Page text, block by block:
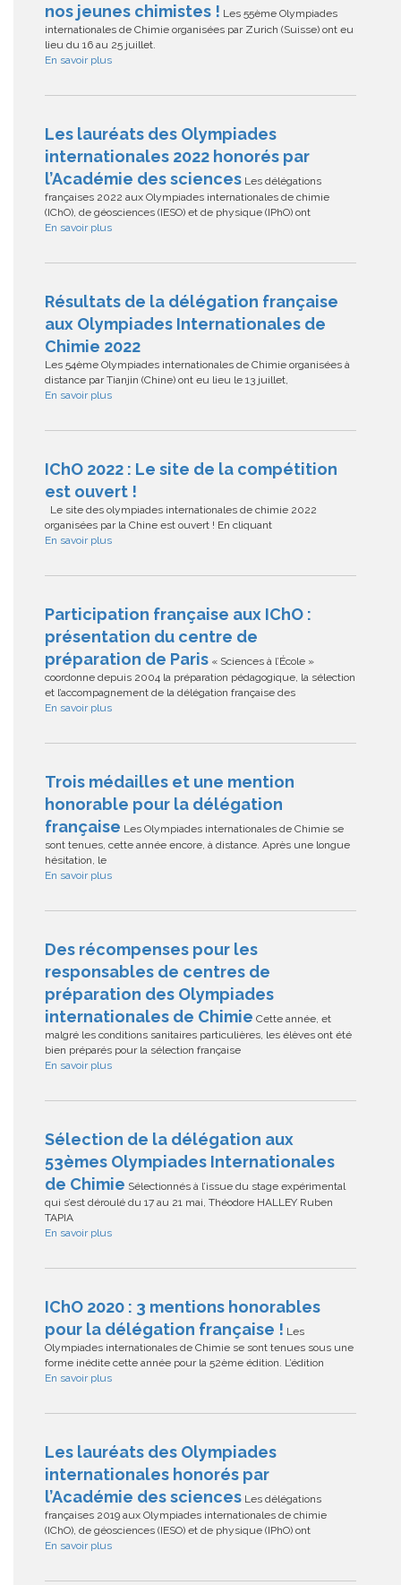
nos jeunes chimistes ! Les 55ème Olympiades
internationales de Chimie organisées par Zurich (Suisse) ont eu
lieu du 16 au 25 juillet.
En savoir plus
Les lauréats des Olympiades
internationales 2022 honorés par
l’Académie des sciences Les délégations
françaises 2022 aux Olympiades internationales de chimie
(IChO), de géosciences (IESO) et de physique (IPhO) ont
En savoir plus
Résultats de la délégation française
aux Olympiades Internationales de
Chimie 2022
Les 54ème Olympiades internationales de Chimie organisées à
distance par Tianjin (Chine) ont eu lieu le 13 juillet,
En savoir plus
IChO 2022 : Le site de la compétition
est ouvert !
Le site des olympiades internationales de chimie 2022
organisées par la Chine est ouvert ! En cliquant
En savoir plus
Participation française aux IChO :
présentation du centre de
préparation de Paris « Sciences à l’École »
coordonne depuis 2004 la préparation pédagogique, la sélection
et l’accompagnement de la délégation française des
En savoir plus
Trois médailles et une mention
honorable pour la délégation
française Les Olympiades internationales de Chimie se
sont tenues, cette année encore, à distance. Après une longue
hésitation, le
En savoir plus
Des récompenses pour les
responsables de centres de
préparation des Olympiades
internationales de Chimie Cette année, et
malgré les conditions sanitaires particulières, les élèves ont été
bien préparés pour la sélection française
En savoir plus
Sélection de la délégation aux
53èmes Olympiades Internationales
de Chimie Sélectionnés à l’issue du stage expérimental
qui s’est déroulé du 17 au 21 mai, Théodore HALLEY Ruben
TAPIA
En savoir plus
IChO 2020 : 3 mentions honorables
pour la délégation française ! Les
Olympiades internationales de Chimie se sont tenues sous une
forme inédite cette année pour la 52ème édition. L’édition
En savoir plus
Les lauréats des Olympiades
internationales honorés par
l’Académie des sciences Les délégations
françaises 2019 aux Olympiades internationales de chimie
(IChO), de géosciences (IESO) et de physique (IPhO) ont
En savoir plus